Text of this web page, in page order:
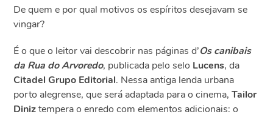
De quem e por qual motivos os espíritos desejavam se
vingar?
É o que o leitor vai descobrir nas páginas d’Os canibais
da Rua do Arvoredo, publicada pelo selo Lucens, da
Citadel Grupo Editorial. Nessa antiga lenda urbana
porto alegrense, que será adaptada para o cinema,Tailor
Diniztempera o enredo com elementos adicionais: o